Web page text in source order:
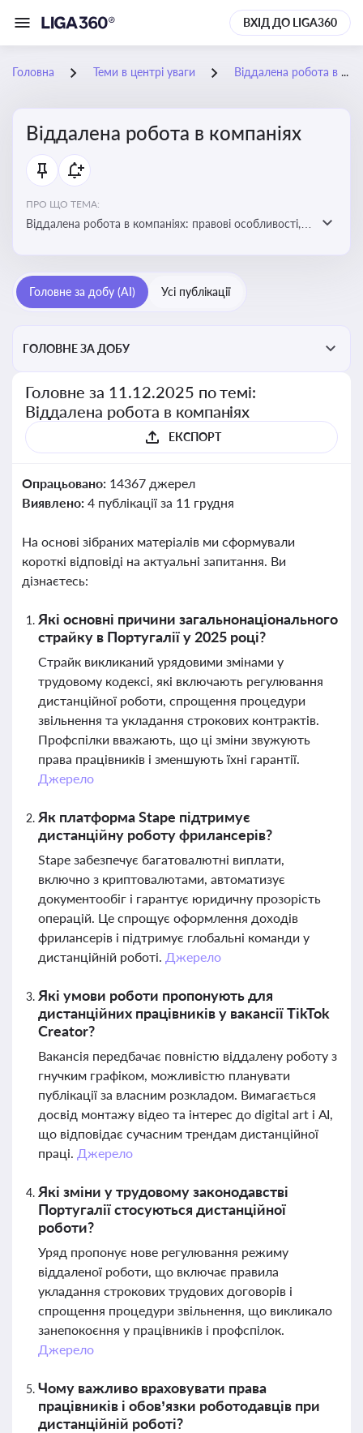
ВХІД ДО LIGA360
Головна Теми в центрі уваги Віддалена робота в компаніях
Віддалена робота в компаніях
ПРО ЩО ТЕМА:
Віддалена робота в компаніях: правові особливості,
Головне за добу (AI) Усі публікації
ГОЛОВНЕ ЗА ДОБУ
Головне за 11.12.2025 по темі:
Віддалена робота в компаніях
ЕКСПОРТ
Опрацьовано: 14367 джерел
Виявлено: 4 публікації за 11 грудня
На основі зібраних матеріалів ми сформували
короткі відповіді на актуальні запитання. Ви
дізнаєтесь:
Які основні причини загальнонаціонального
страйку в Португалії у 2025 році?
Страйк викликаний урядовими змінами у
трудовому кодексі, які включають регулювання
дистанційної роботи, спрощення процедури
звільнення та укладання строкових контрактів.
Профспілки вважають, що ці зміни звужують
права працівників і зменшують їхні гарантії.
Джерело
Як платформа Stape підтримує
дистанційну роботу фрилансерів?
Stape забезпечує багатовалютні виплати,
включно з криптовалютами, автоматизує
документообіг і гарантує юридичну прозорість
операцій. Це спрощує оформлення доходів
фрилансерів і підтримує глобальні команди у
дистанційній роботі. Джерело
Які умови роботи пропонують для
дистанційних працівників у вакансії TikTok
Creator?
Вакансія передбачає повністю віддалену роботу з
гнучким графіком, можливістю планувати
публікації за власним розкладом. Вимагається
досвід монтажу відео та інтерес до digital art і AI,
що відповідає сучасним трендам дистанційної
праці. Джерело
Які зміни у трудовому законодавстві
Португалії стосуються дистанційної
роботи?
Уряд пропонує нове регулювання режиму
віддаленої роботи, що включає правила
укладання строкових трудових договорів і
спрощення процедури звільнення, що викликало
занепокоєння у працівників і профспілок.
Джерело
Чому важливо враховувати права
працівників і обов’язки роботодавців при
дистанційній роботі?